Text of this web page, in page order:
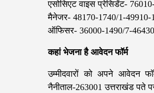
एसोसिएट वाइस प्रेसिडेंट-
मैनेजर- 48170-1740/1-49910-
ऑफिसर- 36000-1490/7-
कहां भेजना है आवेदन फॉर्म
उम्मीदवारों को अपने आवेदन
नैनीताल-263001 उत्तराखंड पते